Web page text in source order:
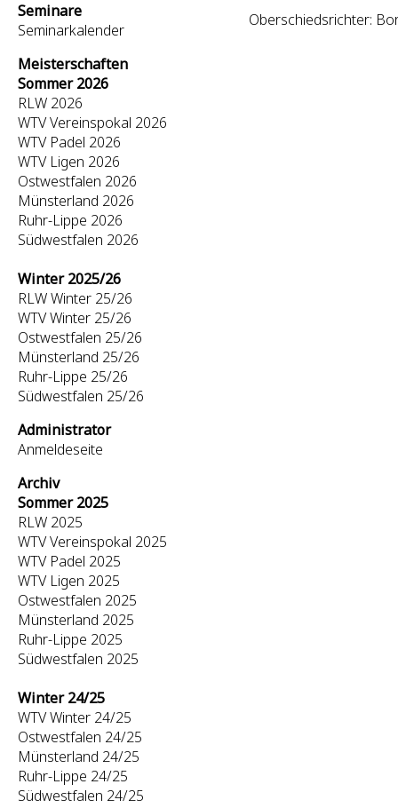
Seminare
Seminarkalender
Meisterschaften
Sommer 2026
RLW 2026
WTV Vereinspokal 2026
WTV Padel 2026
WTV Ligen 2026
Ostwestfalen 2026
Münsterland 2026
Ruhr-Lippe 2026
Südwestfalen 2026
Winter 2025/26
RLW Winter 25/26
WTV Winter 25/26
Ostwestfalen 25/26
Münsterland 25/26
Ruhr-Lippe 25/26
Südwestfalen 25/26
Administrator
Anmeldeseite
Archiv
Sommer 2025
RLW 2025
WTV Vereinspokal 2025
WTV Padel 2025
WTV Ligen 2025
Ostwestfalen 2025
Münsterland 2025
Ruhr-Lippe 2025
Südwestfalen 2025
Winter 24/25
WTV Winter 24/25
Ostwestfalen 24/25
Münsterland 24/25
Ruhr-Lippe 24/25
Südwestfalen 24/25
Oberschiedsrichter: